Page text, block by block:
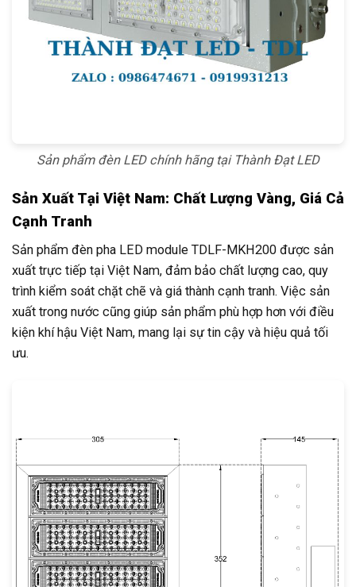
Sản phẩm đèn LED chính hãng tại Thành Đạt LED
Sản Xuất Tại Việt Nam: Chất Lượng Vàng, Giá Cả
Cạnh Tranh
Sản phẩm đèn pha LED module TDLF-MKH200 được sản
xuất trực tiếp tại Việt Nam, đảm bảo chất lượng cao, quy
trình kiểm soát chặt chẽ và giá thành cạnh tranh. Việc sản
xuất trong nước cũng giúp sản phẩm phù hợp hơn với điều
kiện khí hậu Việt Nam, mang lại sự tin cậy và hiệu quả tối
ưu.